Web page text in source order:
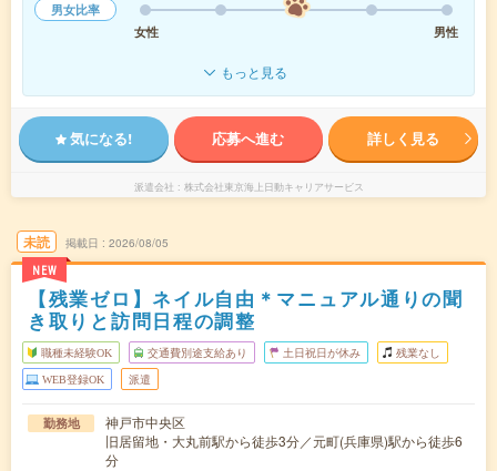
男女比率
女性
男性
もっと見る
気になる! 応募へ進む 詳しく見る
派遣会社 株式会社東京海上日動キャリアサービス
未読
NEW
掲載日 2026/08/05
【残業ゼロ】ネイル自由＊マニュアル通りの聞
き取りと訪問日程の調整
職種未経験OK 交通費別途支給あり 土日祝日が休み 残業なし
WEB登録OK 派遣
勤務地
神戸市中央区
旧居留地・大丸前駅から徒歩3分／元町(兵庫県)駅から徒歩6
分